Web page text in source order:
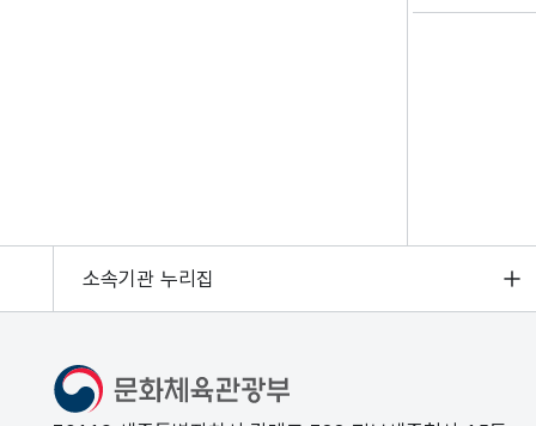
소속기관 누리집
문화체육관광부